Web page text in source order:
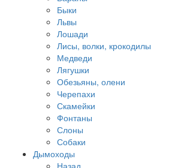
Быки
Львы
Лошади
Лисы, волки, крокодилы
Медведи
Лягушки
Обезьяны, олени
Черепахи
Скамейки
Фонтаны
Слоны
Собаки
Дымоходы
Назад